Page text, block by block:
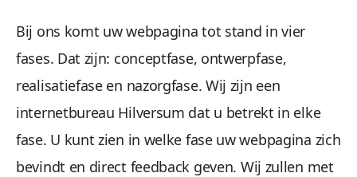
Bij ons komt uw webpagina tot stand in vier
fases. Dat zijn: conceptfase, ontwerpfase,
realisatiefase en nazorgfase. Wij zijn een
internetbureau Hilversum dat u betrekt in elke
fase. U kunt zien in welke fase uw webpagina zich
bevindt en direct feedback geven. Wij zullen met